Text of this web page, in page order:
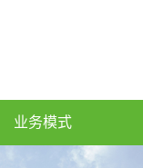
业务模式